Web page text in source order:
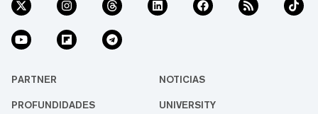
PARTNER NOTICIAS
PROFUNDIDADES UNIVERSITY